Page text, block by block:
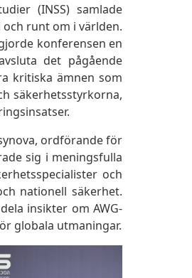
(INSS) samlade
runt om i världen.
konferensen en
det pågående
kritiska ämnen som
säkerhetsstyrkorna,
ordförande för
sig i meningsfulla
och
nationell säkerhet.
insikter om AWG-
globala utmaningar.